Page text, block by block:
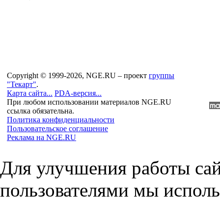
Copyright © 1999-2026, NGE.RU – проект группы
"Текарт".
Карта сайта... PDA-версия...
При любом использовании материалов NGE.RU
ссылка обязательна.
Политика конфиденциальности
Пользовательское соглашение
Реклама на NGE.RU
Для улучшения работы
пользователями мы